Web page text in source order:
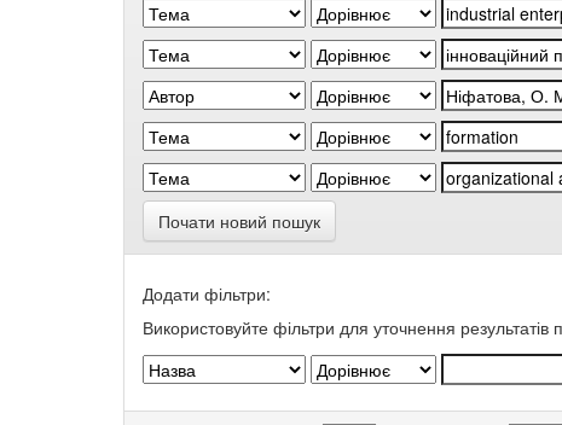
Почати новий пошук
Додати фільтри:
Використовуйте фільтри для уточнення результатів